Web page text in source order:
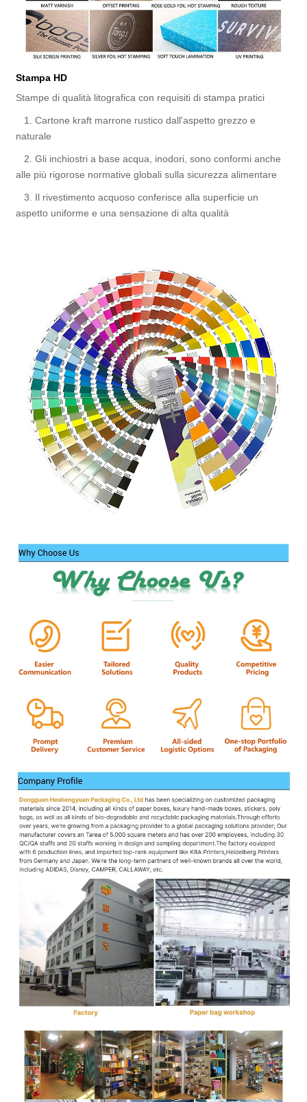
Stampa HD
Stampe di qualità litografica con requisiti di stampa pratici
1. Cartone kraft marrone rustico dall'aspetto grezzo e
naturale
2. Gli inchiostri a base acqua, inodori, sono conformi anche
alle più rigorose normative globali sulla sicurezza alimentare
3. Il rivestimento acquoso conferisce alla superficie un
aspetto uniforme e una sensazione di alta qualità